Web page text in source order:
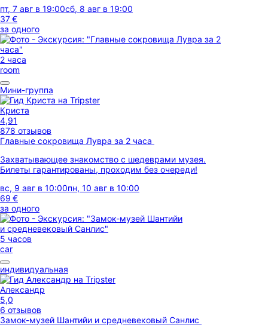
пт, 7 авг в 19:00сб, 8 авг в 19:00
37 €
за одного
2 часа
room
Мини-группа
Криста
4,91
878 отзывов
Главные сокровища Лувра за 2 часа
Захватывающее знакомство с шедеврами музея.
Билеты гарантированы, проходим без очереди!
вс, 9 авг в 10:00пн, 10 авг в 10:00
69 €
за одного
5 часов
car
индивидуальная
Александр
5,0
6 отзывов
Замок-музей Шантийи и средневековый Санлис